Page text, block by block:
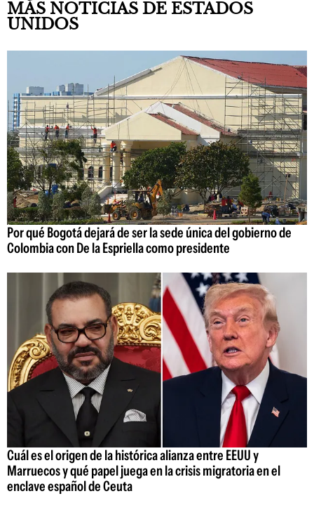
MÁS NOTICIAS DE ESTADOS
UNIDOS
Por qué Bogotá dejará de ser la sede única del gobierno de
Colombia con De la Espriella como presidente
Cuál es el origen de la histórica alianza entre EEUU y
Marruecos y qué papel juega en la crisis migratoria en el
enclave español de Ceuta